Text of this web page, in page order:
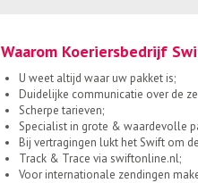
Waarom Koeriersbedrijf
U weet altijd waar uw pakket is;
Duidelijke communicatie over de
Scherpe tarieven;
Specialist in grote & waardevolle
Bij vertragingen lukt het Swift om
Track & Trace via swiftonline.nl;
Voor internationale zendingen